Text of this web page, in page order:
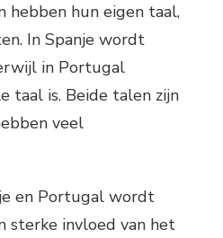
hebben hun eigen taal,
In Spanje wordt
in Portugal
taal is. Beide talen zijn
veel
en Portugal wordt
sterke invloed van het